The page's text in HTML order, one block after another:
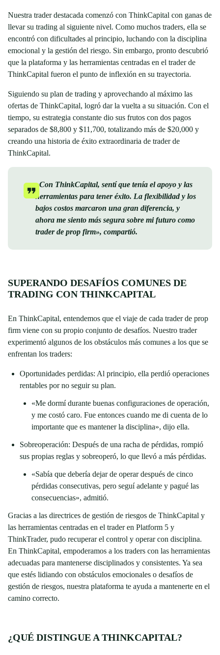
Nuestra trader destacada comenzó con ThinkCapital con ganas de
llevar su trading al siguiente nivel. Como muchos traders, ella se
encontró con dificultades al principio, luchando con la disciplina
emocional y la gestión del riesgo. Sin embargo, pronto descubrió
que la plataforma y las herramientas centradas en el trader de
ThinkCapital fueron el punto de inflexión en su trayectoria.
Siguiendo su plan de trading y aprovechando al máximo las
ofertas de ThinkCapital, logró dar la vuelta a su situación. Con el
tiempo, su estrategia constante dio sus frutos con dos pagos
separados de $8,800 y $11,700, totalizando más de $20,000 y
creando una historia de éxito extraordinaria de trader de
ThinkCapital.
«Con ThinkCapital, sentí que tenía el apoyo y las
herramientas para tener éxito. La flexibilidad y los
bajos costos marcaron una gran diferencia, y
ahora me siento más segura sobre mi futuro como
trader de prop firm», compartió.
SUPERANDO DESAFÍOS COMUNES DE
TRADING CON THINKCAPITAL
En ThinkCapital, entendemos que el viaje de cada trader de prop
firm viene con su propio conjunto de desafíos. Nuestro trader
experimentó algunos de los obstáculos más comunes a los que se
enfrentan los traders:
Oportunidades perdidas: Al principio, ella perdió operaciones
rentables por no seguir su plan.
«Me dormí durante buenas configuraciones de operación,
y me costó caro. Fue entonces cuando me di cuenta de lo
importante que es mantener la disciplina», dijo ella.
Sobreoperación: Después de una racha de pérdidas, rompió
sus propias reglas y sobreoperó, lo que llevó a más pérdidas.
«Sabía que debería dejar de operar después de cinco
pérdidas consecutivas, pero seguí adelante y pagué las
consecuencias», admitió.
Gracias a las directrices de gestión de riesgos de ThinkCapital y
las herramientas centradas en el trader en Platform 5 y
ThinkTrader, pudo recuperar el control y operar con disciplina.
En ThinkCapital, empoderamos a los traders con las herramientas
adecuadas para mantenerse disciplinados y consistentes. Ya sea
que estés lidiando con obstáculos emocionales o desafíos de
gestión de riesgos, nuestra plataforma te ayuda a mantenerte en el
camino correcto.
¿QUÉ DISTINGUE A THINKCAPITAL?